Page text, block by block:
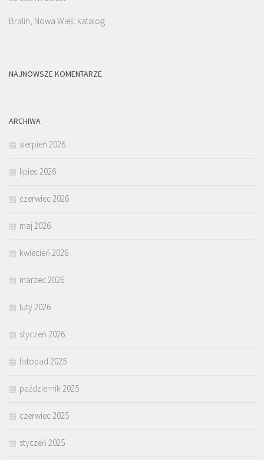
Bralin, Nowa Wieś: katalog
NAJNOWSZE KOMENTARZE
ARCHIWA
sierpień 2026
lipiec 2026
czerwiec 2026
maj 2026
kwiecień 2026
marzec 2026
luty 2026
styczeń 2026
listopad 2025
październik 2025
czerwiec 2025
styczeń 2025